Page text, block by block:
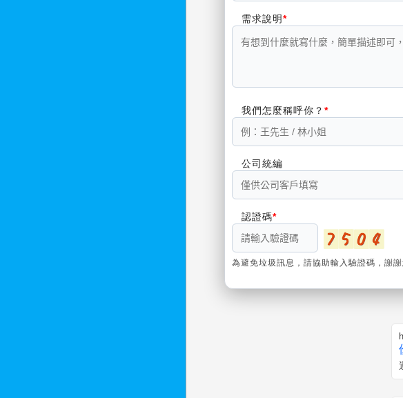
需求說明
我們怎麼稱呼你？
公司統編
認證碼
為避免垃圾訊息，請協助輸入驗證碼，謝